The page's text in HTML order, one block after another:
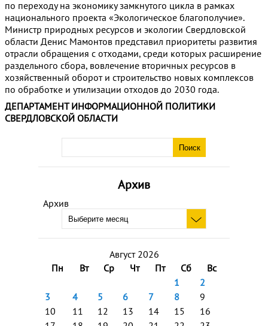
Архив
Архив
Август 2026
Пн
Вт Ср Чт Пт Сб
Вс
1
2
3
4 5 6 7 8
9
10
11 12 13 14 15
16
по переходу на экономику замкнутого цикла в рамках
национального проекта «Экологическое благополучие».
Министр природных ресурсов и экологии Свердловской
области Денис Мамонтов представил приоритеты развития
отрасли обращения с отходами, среди которых расширение
раздельного сбора, вовлечение вторичных ресурсов в
хозяйственный оборот и строительство новых комплексов
по обработке и утилизации отходов до 2030 года.
ДЕПАРТАМЕНТ ИНФОРМАЦИОННОЙ ПОЛИТИКИ
СВЕРДЛОВСКОЙ ОБЛАСТИ